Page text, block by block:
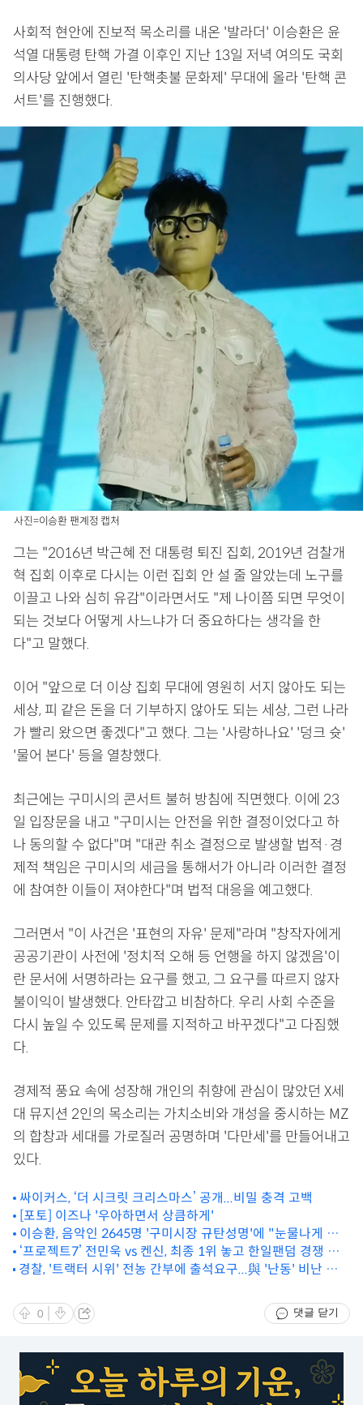
사회적 현안에 진보적 목소리를 내온 '발라더' 이승환은 윤
석열 대통령 탄핵 가결 이후인 지난 13일 저녁 여의도 국회
의사당 앞에서 열린 '탄핵촛불 문화제' 무대에 올라 '탄핵 콘
서트'를 진행했다.
사진=이승환 팬계정 캡처
그는 "2016년 박근혜 전 대통령 퇴진 집회, 2019년 검찰개
혁 집회 이후로 다시는 이런 집회 안 설 줄 알았는데 노구를
이끌고 나와 심히 유감"이라면서도 "제 나이쯤 되면 무엇이
되는 것보다 어떻게 사느냐가 더 중요하다는 생각을 한
다"고 말했다.
이어 "앞으로 더 이상 집회 무대에 영원히 서지 않아도 되는
세상, 피 같은 돈을 더 기부하지 않아도 되는 세상, 그런 나라
가 빨리 왔으면 좋겠다"고 했다. 그는 '사랑하나요' '덩크 슛'
'물어 본다' 등을 열창했다.
최근에는 구미시의 콘서트 불허 방침에 직면했다. 이에 23
일 입장문을 내고 "구미시는 안전을 위한 결정이었다고 하
나 동의할 수 없다"며 "대관 취소 결정으로 발생할 법적·경
제적 책임은 구미시의 세금을 통해서가 아니라 이러한 결정
에 참여한 이들이 져야한다"며 법적 대응을 예고했다.
그러면서 "이 사건은 '표현의 자유' 문제"라며 "창작자에게
공공기관이 사전에 '정치적 오해 등 언행을 하지 않겠음'이
란 문서에 서명하라는 요구를 했고, 그 요구를 따르지 않자
불이익이 발생했다. 안타깝고 비참하다. 우리 사회 수준을
다시 높일 수 있도록 문제를 지적하고 바꾸겠다"고 다짐했
다.
경제적 풍요 속에 성장해 개인의 취향에 관심이 많았던 X세
대 뮤지션 2인의 목소리는 가치소비와 개성을 중시하는 MZ
의 합창과 세대를 가로질러 공명하며 '다만세'를 만들어내고
있다.
싸이커스, ‘더 시크릿 크리스마스’ 공개...비밀 충격 고백
[포토] 이즈나 '우아하면서 상큼하게'
이승환, 음악인 2645명 '구미시장 규탄성명'에 "눈물나게 고
맙다"
‘프로젝트7’ 전민욱 vs 켄신, 최종 1위 놓고 한일팬덤 경쟁 후
끈
경찰, '트랙터 시위' 전농 간부에 출석요구...與 '난동' 비난 이
0 댓글 닫기